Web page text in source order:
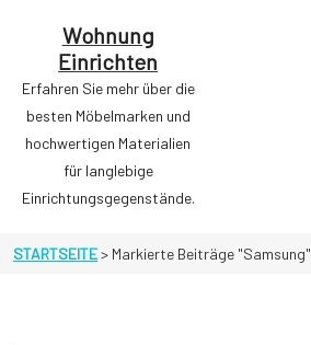
Wohnung
Einrichten
Erfahren Sie mehr über die
besten Möbelmarken und
hochwertigen Materialien
für langlebige
Einrichtungsgegenstände.
STARTSEITE> Markierte Beiträge "Samsung"